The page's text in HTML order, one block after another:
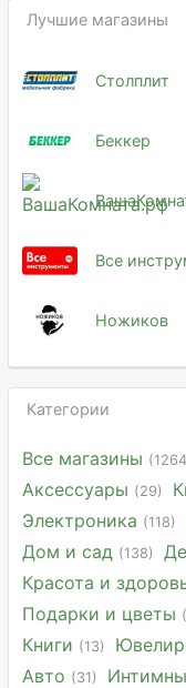
Лучшие магазины
Столплит
Беккер
Все
Ножиков
Категории
Все магазины
Аксессуары (29)
Электроника (118)
Дом и сад (138)
Красота и
Подарки и цветы
Книги (13)
Авто (31)